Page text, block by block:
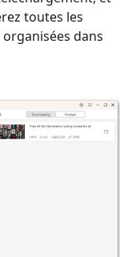
toutes les
dans